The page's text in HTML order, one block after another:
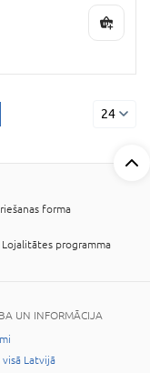
24
forma
Lojalitātes programma
UN INFORMĀCIJA
visā Latvijā